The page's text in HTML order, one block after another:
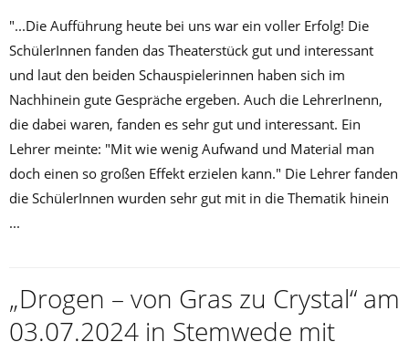
"...Die Aufführung heute bei uns war ein voller Erfolg! Die
SchülerInnen fanden das Theaterstück gut und interessant
und laut den beiden Schauspielerinnen haben sich im
Nachhinein gute Gespräche ergeben. Auch die LehrerInenn,
die dabei waren, fanden es sehr gut und interessant. Ein
Lehrer meinte: "Mit wie wenig Aufwand und Material man
doch einen so großen Effekt erzielen kann." Die Lehrer fanden
die SchülerInnen wurden sehr gut mit in die Thematik hinein
...
„Drogen – von Gras zu Crystal“ am
03.07.2024 in Stemwede mit